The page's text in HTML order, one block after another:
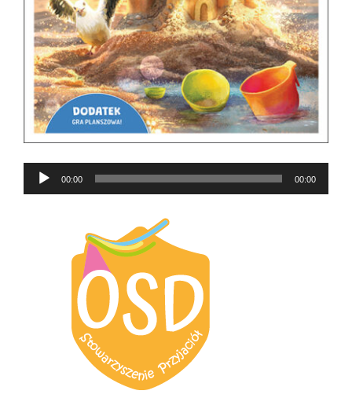
Odtwarzacz
plików
00:00 00:00